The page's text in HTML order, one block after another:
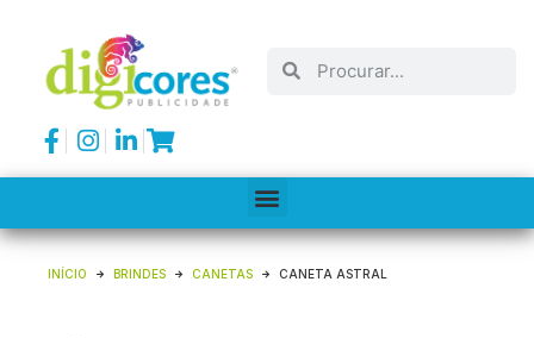
INÍCIO BRINDES CANETAS CANETA ASTRAL